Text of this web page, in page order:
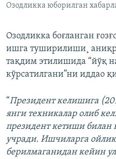
Озодликка юборилган
Озодликка боғланган
ишга туширилиши¸
тақдим этилишида “йўқ
кўрсатилгани”ни иддао
“Президент келишига
янги техникалар олиб
президент кетиши билан
учради. Ишчиларга
берилмаганидан кейин